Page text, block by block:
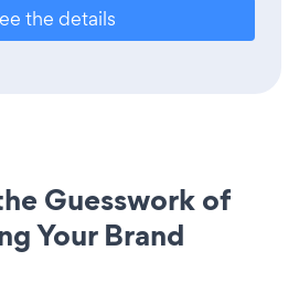
the details
Guesswork of
Your Brand